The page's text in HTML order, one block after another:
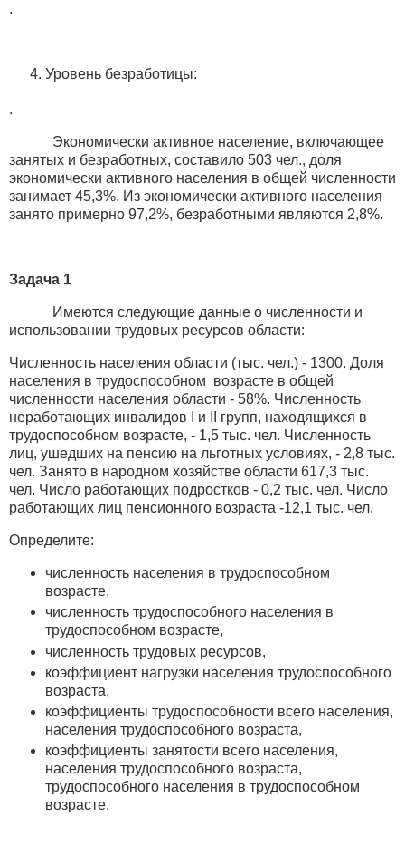
.
Уровень безработицы:
.
Экономически активное население, включающее
занятых и безработных, составило 503 чел., доля
экономически активного населения в общей численности
занимает 45,3%. Из экономически активного населения
занято примерно 97,2%, безработными являются 2,8%.
Задача 1
Имеются следующие данные о численности и
использовании трудовых ресурсов области:
Численность населения области (тыс. чел.) - 1300. Доля
населения в трудоспособном возрасте в общей
численности населения области - 58%. Численность
неработающих инвалидов I и II групп, находящихся в
трудоспособном возрасте, - 1,5 тыс. чел. Численность
лиц, ушедших на пенсию на льготных условиях, - 2,8 тыс.
чел. Занято в народном хозяйстве области 617,3 тыс.
чел. Число работающих подростков - 0,2 тыс. чел. Число
работающих лиц пенсионного возраста -12,1 тыс. чел.
Определите:
численность населения в трудоспособном
возрасте,
численность трудоспособного населения в
трудоспособном возрасте,
численность трудовых ресурсов,
коэффициент нагрузки населения трудоспособного
возраста,
коэффициенты трудоспособности всего населения,
населения трудоспособного возраста,
коэффициенты занятости всего населения,
населения трудоспособного возраста,
трудоспособного населения в трудоспособном
возрасте.